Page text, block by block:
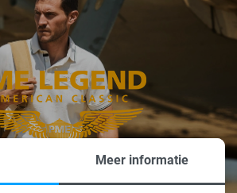
Meer informatie